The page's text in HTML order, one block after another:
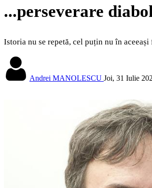
...perseverare
Istoria nu se repetă, cel puțin nu în
Andrei MANOLESCU Joi, 31 Iulie